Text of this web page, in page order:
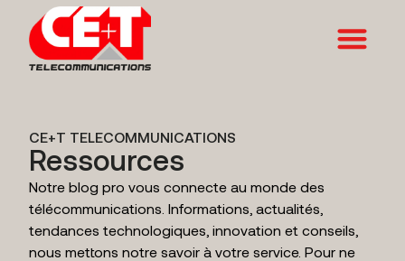
CE+T TELECOMMUNICATIONS
Ressources
Notre blog pro vous connecte au monde des
télécommunications. Informations, actualités,
tendances technologiques, innovation et conseils,
nous mettons notre savoir à votre service. Pour ne